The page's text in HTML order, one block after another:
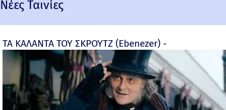
Νέες Ταινίες
ΤΑ ΚΑΛΑΝΤΑ ΤΟΥ ΣΚΡΟΥΤΖ (Ebenezer) -